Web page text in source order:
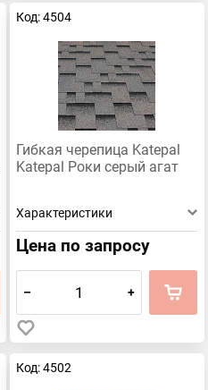
Код: 4504
Гибкая черепица Katepal
Katepal Роки серый агат
Характеристики
Цена по запросу
– +
Код: 4502